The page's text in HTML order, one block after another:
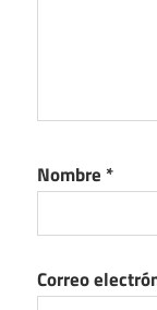
Nombre *
Correo